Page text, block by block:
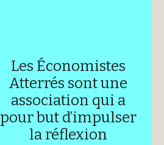
Les Économistes
Atterrés sont une
association qui a
pour but d’impulser
la réflexion